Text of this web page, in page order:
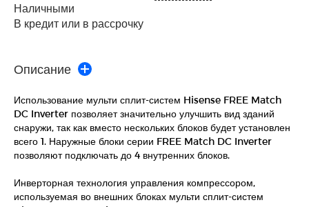
Наличными
В кредит или в рассрочку
Описание
Использование мульти сплит-систем Hisense FREE Match
DC Inverter позволяет значительно улучшить вид зданий
снаружи, так как вместо нескольких блоков будет установлен
всего 1. Наружные блоки серии FREE Match DC Inverter
позволяют подключать до 4 внутренних блоков.
Инверторная технология управления компрессором,
используемая во внешних блоках мульти сплит-систем